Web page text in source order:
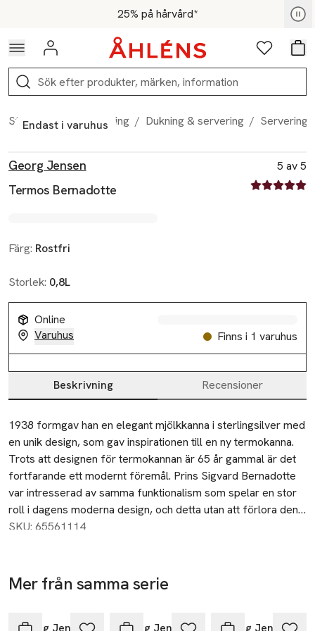
Hoppa till navigationsmenyn25% på hårvård*
För medlemmar - Shoppa nu
Logga in Favoriter
Sök
Start / Hem & inredning / Dukning & servering /
Endast i varuhus
Georg Jensen
Termos Bernadotte
5 av 5
5 av fem
Färg: Rostfri
Storlek: 0,8L
Online
Varuhus
Finns i 1 varuhus
Beskrivning Recensioner
Beskrivning
1938 formgav han en elegant mjölkkanna i sterlingsilver med
en unik design, som gav inspirationen till en ny termokanna.
Trots att designen för termokannan är 65 år gammal är det
fortfarande ett modernt föremål. Prins Sigvard Bernadotte
var intresserad av samma funktionalism som spelar en stor
roll i dagens moderna design, och detta utan att förlora den
visuella skönheten. Den stora termokannan Bernadotte
ursprungliga designen och rymmer 0,8 l.
SKU: 65561114
Mer från samma serie